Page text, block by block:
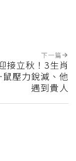
下一篇
接立秋！3生肖
壓力銳減、他
遇到貴人